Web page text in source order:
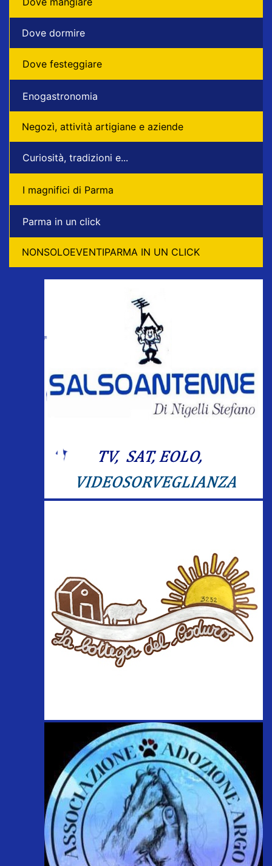
Dove dormire
Dove festeggiare
Enogastronomia
Negozì, attività artigiane e aziende
Curiosità, tradizioni e...
I magnifici di Parma
Parma in un click
NONSOLOEVENTIPARMA IN UN CLICK